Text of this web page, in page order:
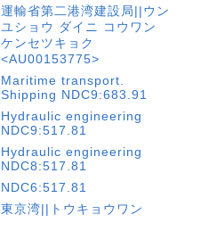
運輸省第二港湾建設局||ウン
ユショウ ダイニ コウワン
ケンセツキョク
<AU00153775>
Maritime transport.
Shipping NDC9:683.91
Hydraulic engineering
NDC9:517.81
Hydraulic engineering
NDC8:517.81
NDC6:517.81
東京湾||トウキョウワン